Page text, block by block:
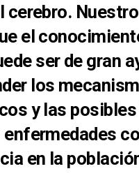
cerebro.
el
ser de gran
los
y las
en la